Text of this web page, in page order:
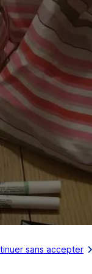
sans accepter